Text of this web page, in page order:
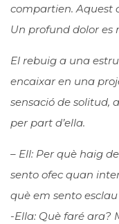
compartien. Aquest
Un profund dolor es
El rebuig a una
encaixar en una
sensació de solitud,
per part d’ella.
– Ell: Per què haig
sento ofec quan
què em sento
-Ella: Què faré ara?